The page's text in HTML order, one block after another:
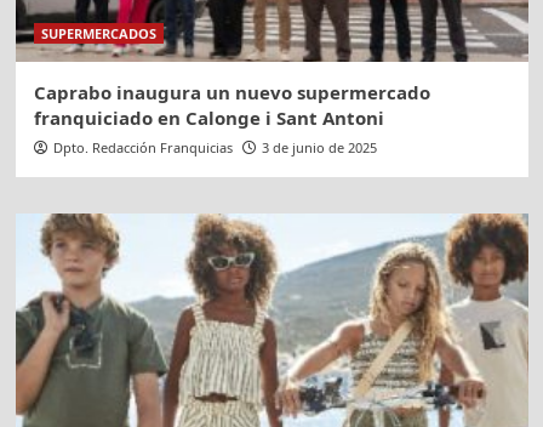
SUPERMERCADOS
Caprabo inaugura un nuevo supermercado
franquiciado en Calonge i Sant Antoni
Dpto. Redacción Franquicias 3 de junio de 2025